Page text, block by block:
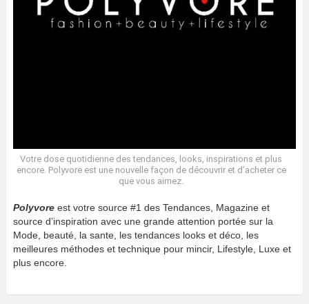
Votre dose quotidienne des tendances, looks, inspirations et plus
encore. Polyvore est une nouvelle façon de découvrir et d’acheter ce
que vous aimez.
Polyvore est votre source #1 des Tendances, Magazine et
source d’inspiration avec une grande attention portée sur la
Mode, beauté, la sante, les tendances looks et déco, les
meilleures méthodes et technique pour mincir, Lifestyle, Luxe et
plus encore.